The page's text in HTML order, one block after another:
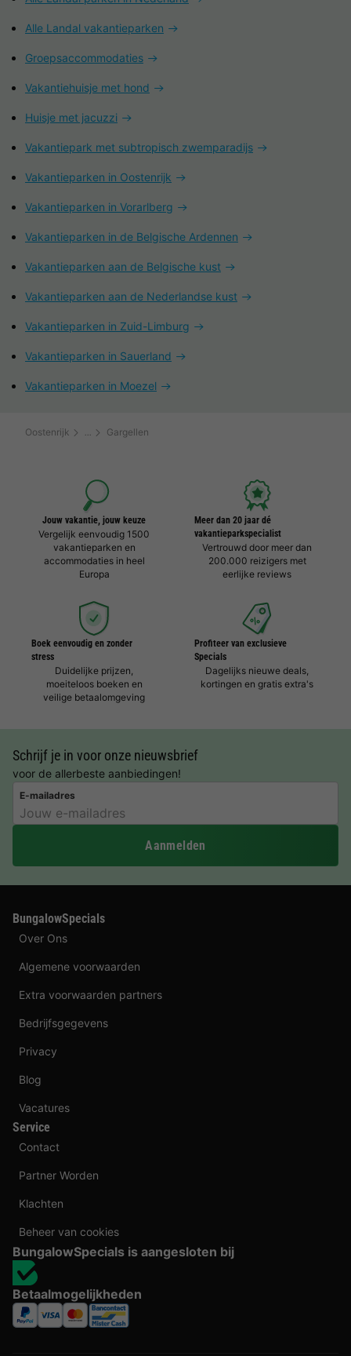
Alle Landal vakantieparken
Groepsaccommodaties
Vakantiehuisje met hond
Huisje met jacuzzi
Vakantiepark met subtropisch zwemparadijs
Vakantieparken in Oostenrijk
Vakantieparken in Vorarlberg
Vakantieparken in de Belgische Ardennen
Vakantieparken aan de Belgische kust
Vakantieparken aan de Nederlandse kust
Vakantieparken in Zuid-Limburg
Vakantieparken in Sauerland
Vakantieparken in Moezel
Oostenrijk Gargellen
Jouw vakantie, jouw keuze
Vergelijk eenvoudig 1500
vakantieparken en
accommodaties in heel
Europa
Meer dan 20 jaar dé
vakantieparkspecialist
Vertrouwd door meer dan
200.000 reizigers met
eerlijke reviews
Boek eenvoudig en zonder
stress
Duidelijke prijzen,
moeiteloos boeken en
veilige betaalomgeving
Profiteer van exclusieve
Specials
Dagelijks nieuwe deals,
kortingen en gratis extra's
Schrijf je in voor onze nieuwsbrief
voor de allerbeste aanbiedingen!
E-mailadres
Aanmelden
BungalowSpecials
Over Ons
Algemene voorwaarden
Extra voorwaarden partners
Bedrijfsgegevens
Privacy
Blog
Vacatures
Service
Contact
Partner Worden
Klachten
Beheer van cookies
BungalowSpecials is aangesloten bij
Betaalmogelijkheden